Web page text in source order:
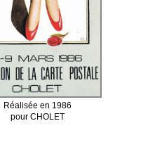
Réalisée en 1986
pour CHOLET